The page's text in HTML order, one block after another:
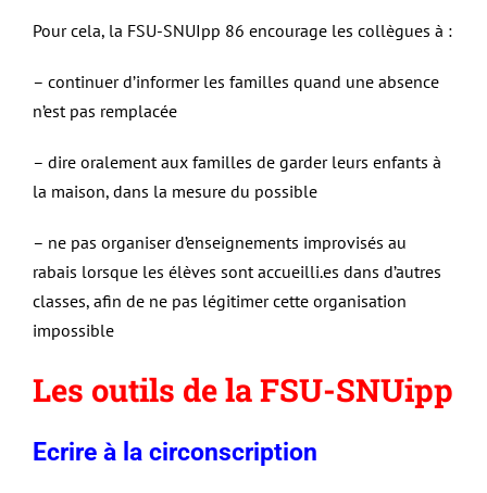
Pour cela, la FSU-SNUIpp 86 encourage les collègues à :
– continuer d’informer les familles quand une absence
n’est pas remplacée
– dire oralement aux familles de garder leurs enfants à
la maison, dans la mesure du possible
– ne pas organiser d’enseignements improvisés au
rabais lorsque les élèves sont accueilli.es dans d’autres
classes, afin de ne pas légitimer cette organisation
impossible
Les outils de la FSU-SNUipp
Ecrire à la circonscription